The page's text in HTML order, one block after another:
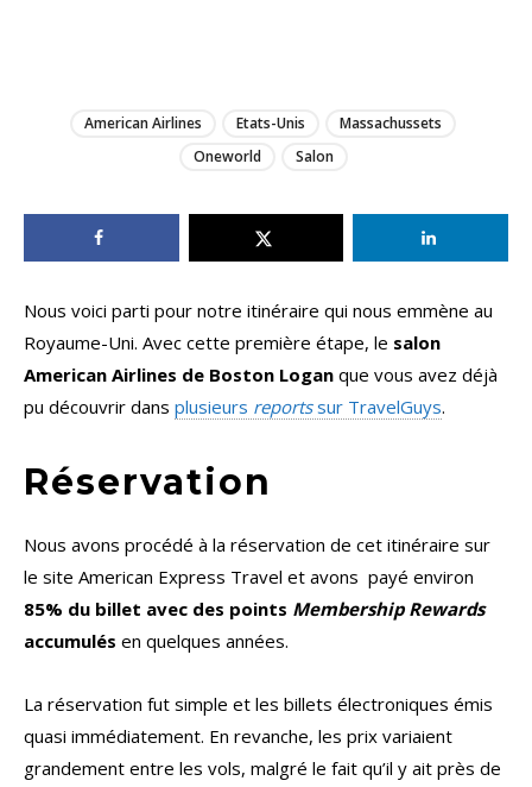
American Airlines Etats-Unis
Massachussets
Oneworld
Salon
Nous voici parti pour notre itinéraire qui nous emmène au
Royaume-Uni. Avec cette première étape, le salon
American Airlines de Boston Logan que vous avez déjà
pu découvrir dans plusieurs reportssur TravelGuys.
Réservation
Nous avons procédé à la réservation de cet itinéraire sur
le site American Express Travel et avons payé environ
85% du billet avec des points Membership Rewards
accumulés en quelques années.
La réservation fut simple et les billets électroniques émis
quasi immédiatement. En revanche, les prix variaient
grandement entre les vols, malgré le fait qu’il y ait près de